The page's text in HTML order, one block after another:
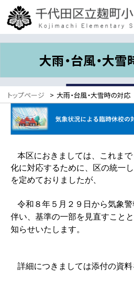
大雨・台風・大
トップページ > 大雨・台風・大雪時の対応
本区におきましては、これま
化に対応するために、区の統一
を定めておりましたが、
令和８年５月２９日から気象
伴い、 基準の一部を見直すこと
知らせいたします。
詳細につきましては添付の資料